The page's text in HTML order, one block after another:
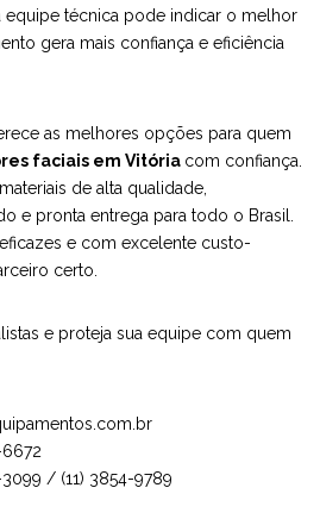
equipe técnica pode indicar o melhor
gera mais confiança e eficiência
as melhores opções para quem
faciais em Vitória com confiança.
de alta qualidade,
e pronta entrega para todo o Brasil.
e com excelente custo-
certo.
e proteja sua equipe com quem
6672
3099 / (11) 3854-9789